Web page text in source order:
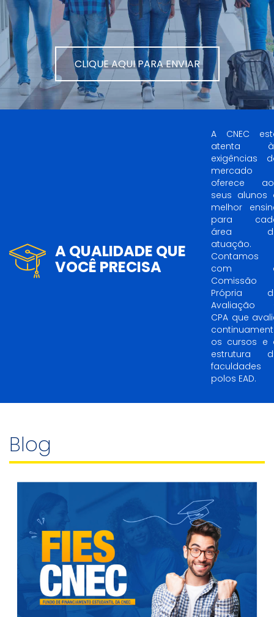
CLIQUE AQUI PARA ENVIAR
A QUALIDADE QUE
VOCÊ PRECISA
A CNEC
atenta
exigências
mercado
oferece
seus alunos
melhor
para
área
atuação.
Contamos
com
Comissão
Própria
Avaliação
CPA que
os cursos e
estrutura
faculdades
polos EAD.
Blog